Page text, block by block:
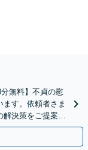
無料】不貞の慰
す。依頼者さま
決策をご提案し